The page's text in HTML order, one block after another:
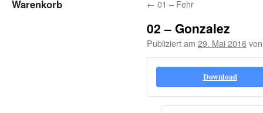
← 01 – Fehr
02 – Gonzalez
Publiziert am 29. Mai 2016von
Download
Warenkorb